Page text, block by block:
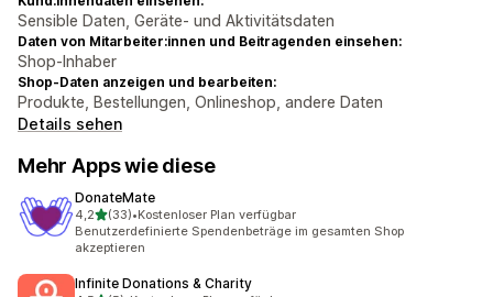
Sensible Daten, Geräte- und Aktivitätsdaten
Daten von Mitarbeiter:innen und Beitragenden einsehen:
Shop-Inhaber
Shop-Daten anzeigen und bearbeiten:
Produkte, Bestellungen, Onlineshop, andere Daten
Details sehen
Mehr Apps wie diese
DonateMate
4,2von 5 Sternen
(33)
33 Rezensionen insgesamt
•Kostenloser Plan verfügbar
Benutzerdefinierte Spendenbeträge im gesamten Shop
akzeptieren
Infinite Donations & Charity